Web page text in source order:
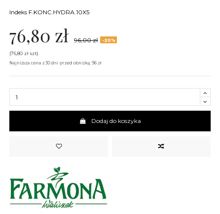
Indeks F.KONC.HYDRA.10X5
76,80 zł 96,00 zł -20%
(76,80 zł szt)
Najniższa cena z 30 dni przed obniżką: 96 zł
Dodaj do koszyka